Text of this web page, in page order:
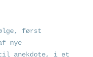
først
nye
til anekdote, i et